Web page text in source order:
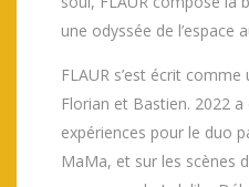
une odyssée de l’espace
FLAUR s’est écrit
Florian et Bastien. 2022
expériences pour le duo
MaMa, et sur les scènes